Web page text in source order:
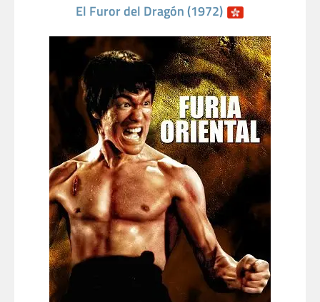
El Furor del Dragón (1972)